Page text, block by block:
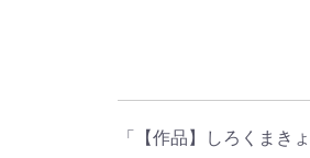
「【作品】しろくまき